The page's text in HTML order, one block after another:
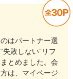
はパートナー選
敗しない”リフ
とめました。会
は、マイページ